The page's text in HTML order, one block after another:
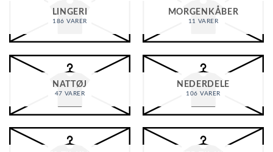
LINGERI
186 VARER
MORGENKÅBER
11 VARER
NATTØJ
47 VARER
NEDERDELE
106 VARER